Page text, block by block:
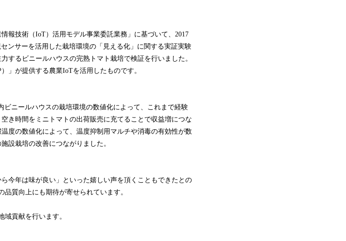
報技術（IoT）活用モデル事業委託業務」に基づいて、2017
ンサーを活用した栽培環境の「見える化」に関する実証実験
するビニールハウスの完熟トマト栽培で検証を行いました。
」が提供する農業IoTを活用したものです。
ニールハウスの栽培環境の数値化によって、これまで経験
き時間をミニトマトの出荷販売に充てることで収益増につな
度の数値化によって、温度抑制用マルチや消毒の有効性が数
設栽培の改善につながりました。
今年は味が良い」といった嬉しい声を頂くこともできたとの
質向上にも期待が寄せられています。
貢献を行います。